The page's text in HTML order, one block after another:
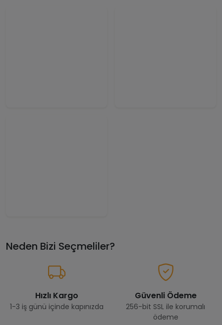
Neden Bizi Seçmeliler?
Hızlı Kargo
1-3 iş günü içinde kapınızda
Güvenli Ödeme
256-bit SSL ile korumalı
ödeme